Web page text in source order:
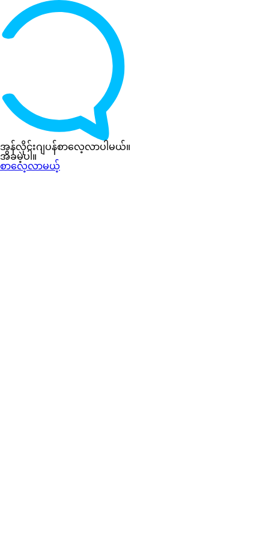
အွန်လိုင်းဂျပန်စာလေ့လာပါမယ်။
အခမဲ့ပါ။
စာလေ့လာမယ့်